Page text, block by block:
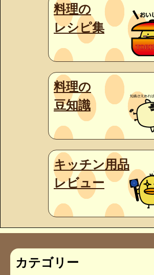
料理の
レシピ集
料理の
豆知識
キッチン用品
レビュー
カテゴリー